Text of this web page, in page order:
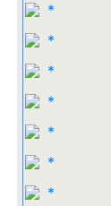
*
*
*
*
*
*
*